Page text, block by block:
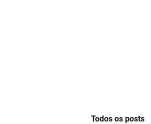
Todos os posts